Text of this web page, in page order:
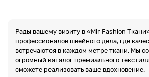
Рады вашему визиту в «Mir Fashion
профессионалов швейного дела, где
встречаются в каждом метре ткани. Мы
огромный каталог премиального
сможете реализовать ваше вдохновение.